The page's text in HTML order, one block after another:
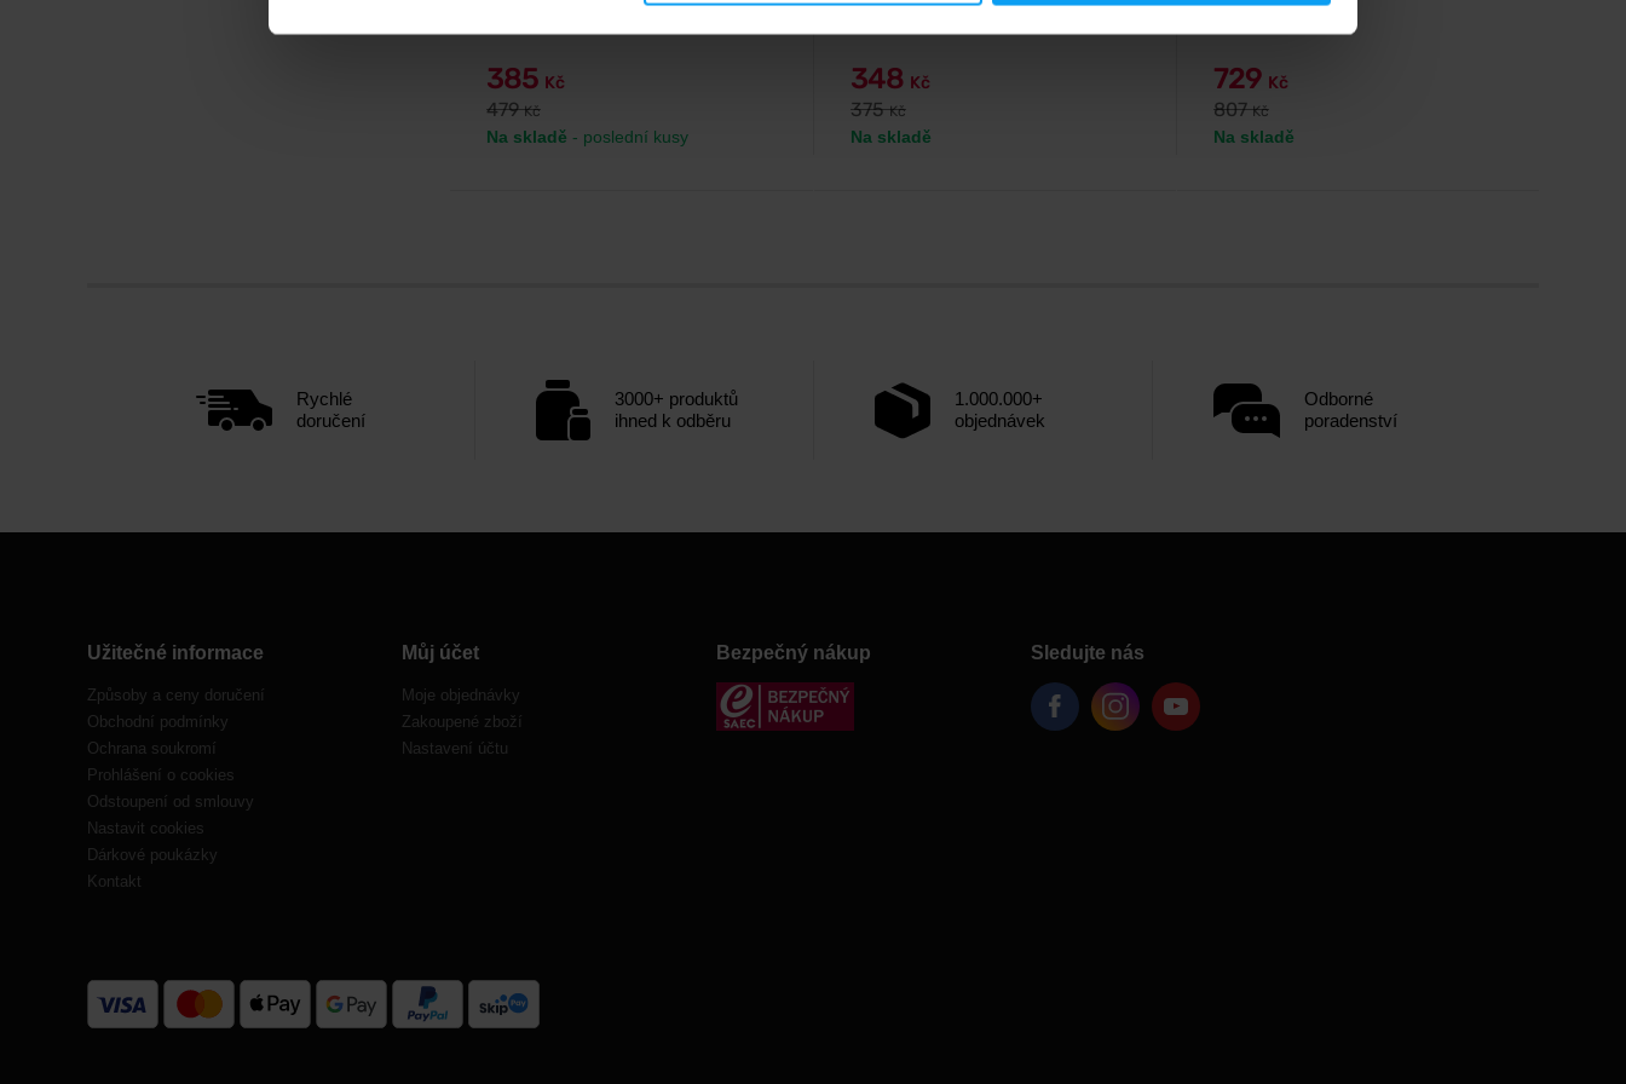
385 Kč
479Kč
Na skladě - poslední kusy
348 Kč
375Kč
Na skladě
skořepiny NEM®.
729 Kč
807Kč
Na skladě
Rychlé
doručení
3000+ produktů
ihned k odběru
1.000.000+
objednávek
Odborné
poradenství
Užitečné informace
Způsoby a ceny doručení
Obchodní podmínky
Ochrana soukromí
Prohlášení o cookies
Odstoupení od smlouvy
Nastavit cookies
Dárkové poukázky
Kontakt
Můj účet
Moje objednávky
Zakoupené zboží
Nastavení účtu
Bezpečný nákup Sledujte nás